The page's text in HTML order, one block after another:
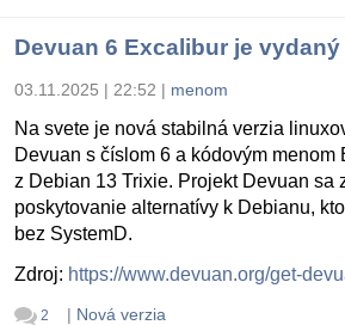
Devuan 6 Excalibur je vydaný
03.11.2025 | 22:52 | menom
Na svete je nová stabilná verzia
Devuan s číslom 6 a kódovým menom
z Debian 13 Trixie. Projekt Devuan sa
poskytovanie alternatívy k Debianu,
bez SystemD.
Zdroj: https://www.devuan.org/get-
2 | Nová verzia